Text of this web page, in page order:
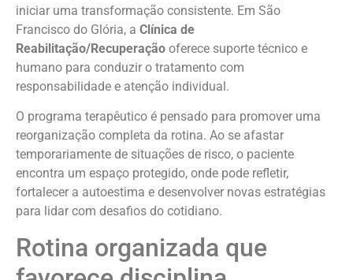
iniciar uma transformação consistente. Em São
Francisco do Glória, a Clínica de
Reabilitação/Recuperação oferece suporte técnico e
humano para conduzir o tratamento com
responsabilidade e atenção individual.
O programa terapêutico é pensado para promover uma
reorganização completa da rotina. Ao se afastar
temporariamente de situações de risco, o paciente
encontra um espaço protegido, onde pode refletir,
fortalecer a autoestima e desenvolver novas estratégias
para lidar com desafios do cotidiano.
Rotina organizada que